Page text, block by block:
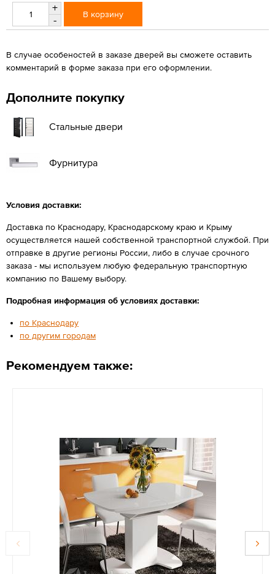
+
-
В корзину
В случае особеностей в заказе дверей вы сможете оставить
комментарий в форме заказа при его оформлении.
Дополните покупку
Стальные двери
Фурнитура
Условия доставки:
Доставка по Краснодару, Краснодарскому краю и Крыму
осуществляется нашей собственной транспортной службой. При
отправке в другие регионы России, либо в случае срочного
заказа - мы используем любую федеральную транспортную
компанию по Вашему выбору.
Подробная информация об условиях доставки:
по Краснодару
по другим городам
Рекомендуем также: